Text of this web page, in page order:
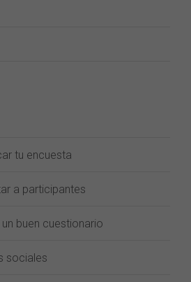
tu encuesta
a participantes
buen cuestionario
sociales